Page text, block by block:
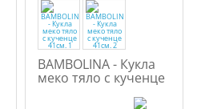
BAMBOLINA - Кукла
меко тяло с кученце